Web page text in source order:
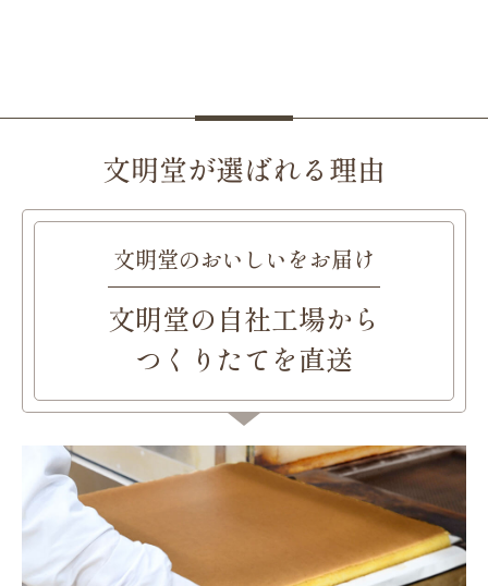
文明堂が選ばれる理由
文明堂のおいしいをお届け
文明堂の自社工場から
つくりたてを直送